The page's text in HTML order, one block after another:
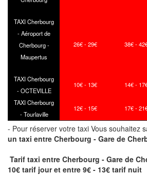
TAXI Cherbourg
- Aéroport de
Cherbourg -
Maupertus
26€ - 29€ 38€ -
TAXI Cherbourg
- OCTEVILLE
10€ - 13€ 14€ -
TAXI Cherbourg
- Tourlaville
12€ - 15€ 17€ -
- Pour réserver votre taxi Vous souhaitez
un taxi entre Cherbourg - Gare de
Tarif taxi entre Cherbourg - Gare de
10€ tarif jour et entre 9€ - 13€ tarif nuit